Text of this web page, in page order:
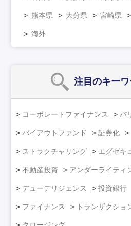
熊本県 大分県 宮崎県
海外
注目のキー
コーポレートファイナンス バ
バイアウトファンド 証券化
ストラクチャリング エグゼキ
不動産投資 アンダーライティ
デューデリジェンス 投資銀行
ファイナンス トランザクショ